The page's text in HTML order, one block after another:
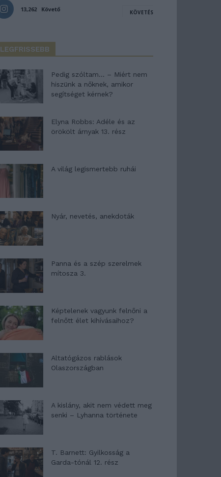
13,262 Követő KÖVETÉS
LEGFRISSEBB
Pedig szóltam… – Miért nem
hiszünk a nőknek, amikor
segítséget kérnek?
Elyna Robbs: Adéle és az
örökölt árnyak 13. rész
A világ legismertebb ruhái
Nyár, nevetés, anekdoták
Panna és a szép szerelmek
mítosza 3.
Képtelenek vagyunk felnőni a
felnőtt élet kihívásaihoz?
Altatógázos rablások
Olaszországban
A kislány, akit nem védett meg
senki – Lyhanna története
T. Barnett: Gyilkosság a
Garda-tónál 12. rész